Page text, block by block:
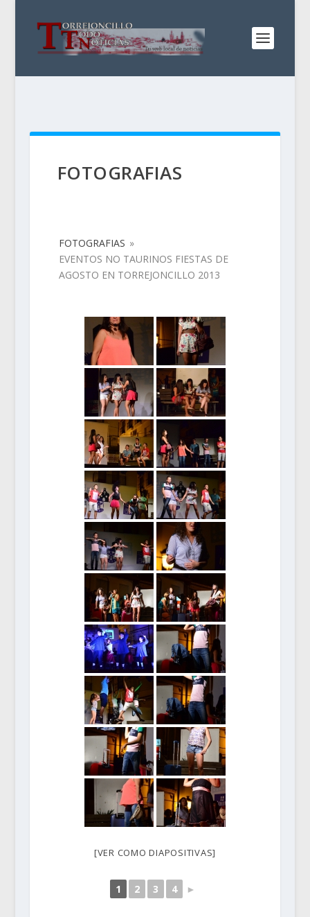
FOTOGRAFIAS
FOTOGRAFIAS »
EVENTOS NO TAURINOS FIESTAS DE
AGOSTO EN TORREJONCILLO 2013
[VER COMO DIAPOSITIVAS]
1 2 3 4 ►